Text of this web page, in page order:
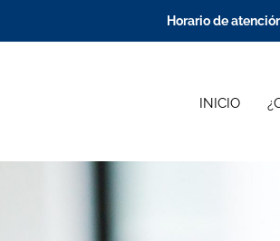
Horario de
INICIO